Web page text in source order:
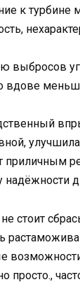
к турбине
выбросов
вдове
приличным
надёжности
стоит
возможности
просто.,